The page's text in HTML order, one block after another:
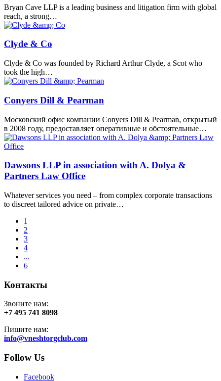
Bryan Cave LLP is a leading business and litigation firm with global
reach, a strong…
Clyde & Co
Clyde & Co was founded by Richard Arthur Clyde, a Scot who
took the high…
Conyers Dill & Pearman
Московский офис компании Conyers Dill & Pearman, открытый
в 2008 году, предоставляет оперативные и обстоятельные…
Dawsons LLP in association with A. Dolya &
Partners Law Office
Whatever services you need – from complex corporate transactions
to discreet tailored advice on private…
1
2
3
4
...
6
Контакты
Звоните нам:
+7 495 741 8098
Пишите нам:
info@vneshtorgclub.com
Follow Us
Facebook